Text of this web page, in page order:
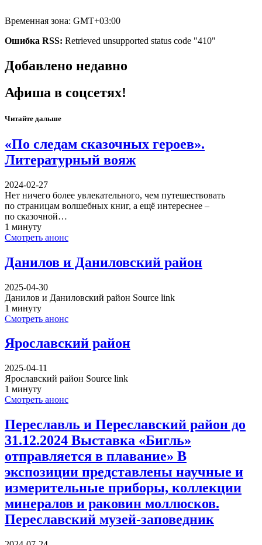
Временная зона: GMT+03:00
Ошибка RSS: Retrieved unsupported status code "410"
Добавлено недавно
Афиша в соцсетях!
Читайте дальше
«По следам сказочных героев».
Литературный вояж
2024-02-27
Нет ничего более увлекательного, чем путешествовать
по страницам волшебных книг, а ещё интереснее –
по сказочной…
1 минуту
Смотреть анонс
Данилов и Даниловский район
2025-04-30
Данилов и Даниловский район Source link
1 минуту
Смотреть анонс
Ярославский район
2025-04-11
Ярославский район Source link
1 минуту
Смотреть анонс
Переславль и Переславский район до
31.12.2024 Выставка «Бигль»
отправляется в плавание» В
экспозиции представлены научные и
измерительные приборы, коллекции
минералов и раковин моллюсков.
Переславский музей-заповедник